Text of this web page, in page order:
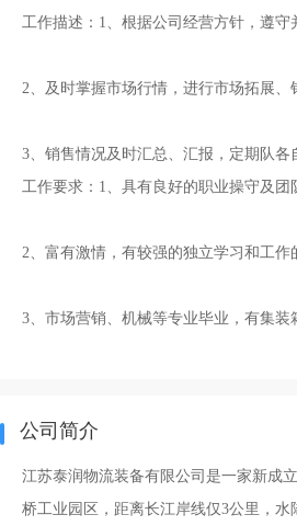
工作描述：1、根据公司经营方针，遵
2、及时掌握市场行情，进行市场拓展、
3、销售情况及时汇总、汇报，定期队各
工作要求：1、具有良好的职业操守及
2、富有激情，有较强的独立学习和工作
3、市场营销、机械等专业毕业，有集
公司简介
江苏泰润物流装备有限公司是一家新成
桥工业园区，距离长江岸线仅3公里，